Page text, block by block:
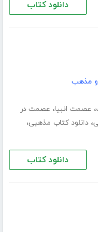
دانلود کتاب
و مذهب
، عصمت انبیا، عصمت در
،دانلود کتاب مذهبی،
دانلود کتاب